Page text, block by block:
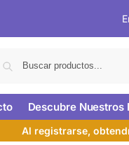
Descubre Nuestros
Al registrarse,